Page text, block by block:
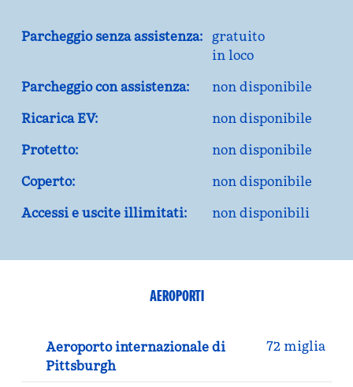
Parcheggio senza assistenza:
gratuito
in loco
Parcheggio con assistenza:
non disponibile
Ricarica EV:
non disponibile
Protetto:
non disponibile
Coperto:
non disponibile
Accessi e uscite illimitati:
non disponibili
AEROPORTI
Aeroporto internazionale di
Pittsburgh
72 miglia